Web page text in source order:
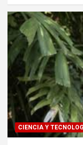
CIENCIA Y